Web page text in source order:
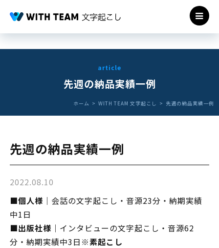
article
先週の納品実績一例
ホーム WITH TEAM 文字起こし 先週の納品実績一例
先週の納品実績一例
2022.08.10
■個人様｜ 会話の文字起こし・音源23分・納期実績
中1日
■出版社様 ｜ インタビューの文字起こし・音源62
分・納期実績中3日 ※素起こし